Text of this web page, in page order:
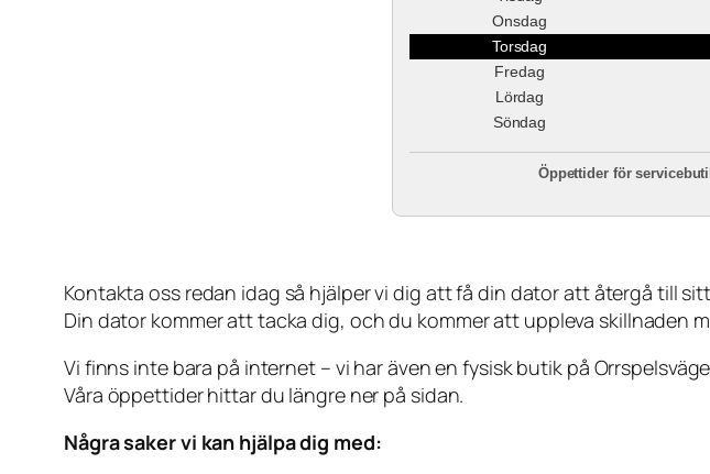
Onsdag
Torsdag
Fredag
Lördag
Söndag
Öppettider för
Kontakta oss redan idag så hjälper vi dig att få din dator att återgå till
Din dator kommer att tacka dig, och du kommer att uppleva skillnaden
Vi finns inte bara på internet – vi har även en fysisk butik på
Våra öppettider hittar du längre ner på sidan.
Några saker vi kan hjälpa dig med: